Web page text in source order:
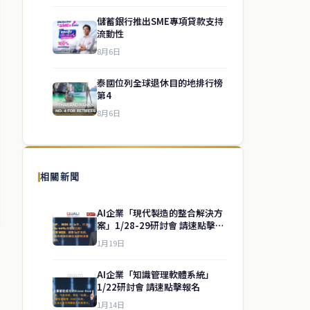
儲蓄銀行推出SME專項貸款支持
流動性
8月6日
泰國位列全球退休目的地排行榜
第4
8月6日
相關新聞
AI企業「現代製造的整合解決方
案」1/28-29研討會 請速點擊報
名
1月19日
AI企業「知識管理軟體系統」
1/22研討會 請速點擊報名
1月14日